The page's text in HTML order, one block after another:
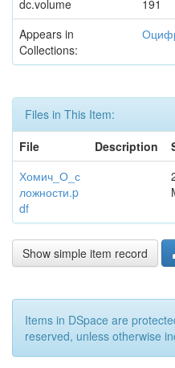
dc.volume
191
Appears in
Collections:
Files in This Item:
File
Description
Хомич_О_с
ложности.p
df
Show simple item record
Items in DSpace are
reserved, unless otherwise